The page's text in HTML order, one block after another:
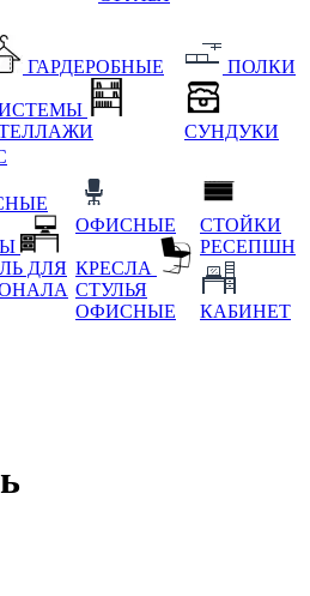
ГАРДЕРОБНЫЕ ПОЛКИ
СУНДУКИ
ДЛЯ
ОФИСНЫЕ
КРЕСЛА
СТУЛЬЯ
ОФИСНЫЕ
СТОЙКИ
РЕСЕПШН
КАБИНЕТ